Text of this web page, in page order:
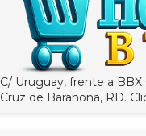
C/ Uruguay, frente a BBX
Cruz de Barahona, RD.